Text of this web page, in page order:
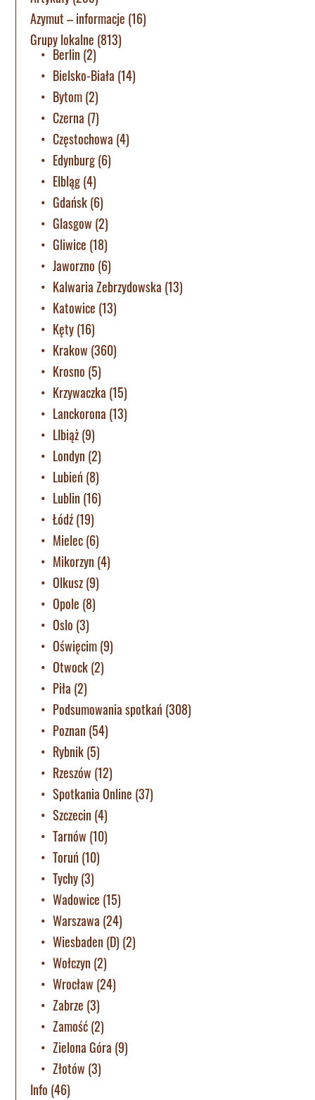
Azymut – informacje (16)
Grupy lokalne (813)
Berlin (2)
Bielsko-Biała (14)
Bytom(2)
Czerna (7)
Częstochowa (4)
Edynburg(6)
Elbląg(4)
Gdańsk(6)
Glasgow (2)
Gliwice (18)
Jaworzno (6)
Kalwaria Zebrzydowska (13)
Katowice (13)
Kęty(16)
Krakow (360)
Krosno (5)
Krzywaczka (15)
Lanckorona (13)
LIbiąż(9)
Londyn (2)
Lubień (8)
Lublin (16)
Łódź(19)
Mielec(6)
Mikorzyn (4)
Olkusz(9)
Opole (8)
Oslo (3)
Oświęcim(9)
Otwock(2)
Piła (2)
Podsumowania spotkań (308)
Poznan (54)
Rybnik(5)
Rzeszów (12)
Spotkania Online (37)
Szczecin (4)
Tarnów (10)
Toruń (10)
Tychy(3)
Wadowice (15)
Warszawa (24)
Wiesbaden (D) (2)
Wołczyn (2)
Wrocław (24)
Zabrze (3)
Zamość(2)
Zielona Góra (9)
Złotów (3)
Info (46)